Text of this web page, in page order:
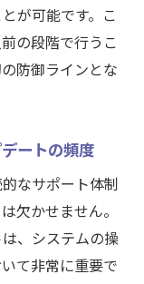
が可能です。こ
の段階で行うこ
防御ラインとな
ートの頻度
なサポート体制
欠かせません。
、システムの操
て非常に重要で